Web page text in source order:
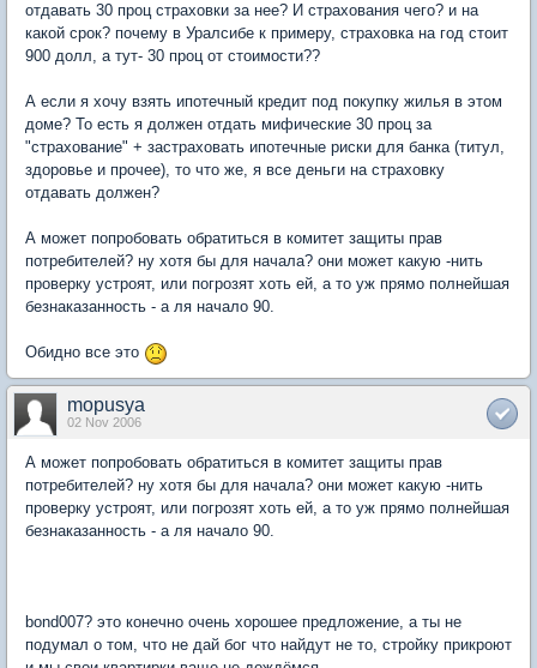
отдавать 30 проц страховки за нее? И страхования чего? и на
какой срок? почему в Уралсибе к примеру, страховка на год стоит
900 долл, а тут- 30 проц от стоимости??
А если я хочу взять ипотечный кредит под покупку жилья в этом
доме? То есть я должен отдать мифические 30 проц за
"страхование" + застраховать ипотечные риски для банка (титул,
здоровье и прочее), то что же, я все деньги на страховку
отдавать должен?
А может попробовать обратиться в комитет защиты прав
потребителей? ну хотя бы для начала? они может какую -нить
проверку устроят, или погрозят хоть ей, а то уж прямо полнейшая
безнаказанность - а ля начало 90.
Обидно все это
mopusya
02 Nov 2006
А может попробовать обратиться в комитет защиты прав
потребителей? ну хотя бы для начала? они может какую -нить
проверку устроят, или погрозят хоть ей, а то уж прямо полнейшая
безнаказанность - а ля начало 90.
bond007? это конечно очень хорошее предложение, а ты не
подумал о том, что не дай бог что найдут не то, стройку прикроют